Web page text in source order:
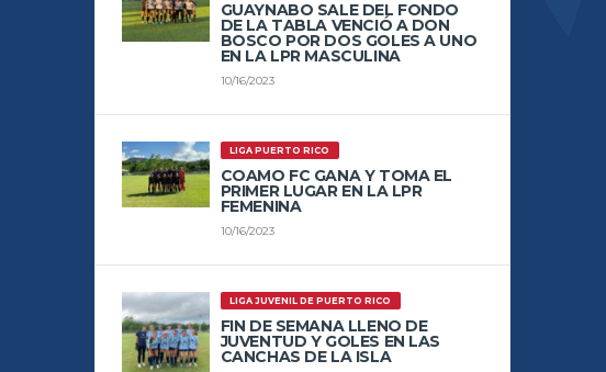
GUAYNABO SALE DEL FONDO
DE LA TABLA VENCIÓ A DON
BOSCO POR DOS GOLES A UNO
EN LA LPR MASCULINA
10/16/2023
LIGA PUERTO RICO
COAMO FC GANA Y TOMA EL
PRIMER LUGAR EN LA LPR
FEMENINA
10/16/2023
LIGA JUVENIL DE PUERTO RICO
FIN DE SEMANA LLENO DE
JUVENTUD Y GOLES EN LAS
CANCHAS DE LA ISLA